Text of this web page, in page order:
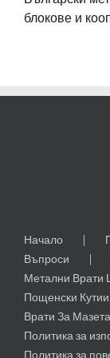
блокове и
Начало
Въпроси
Метални Врати
Пощенски Кутии
Врати За Мазета
Политика за
Политика за